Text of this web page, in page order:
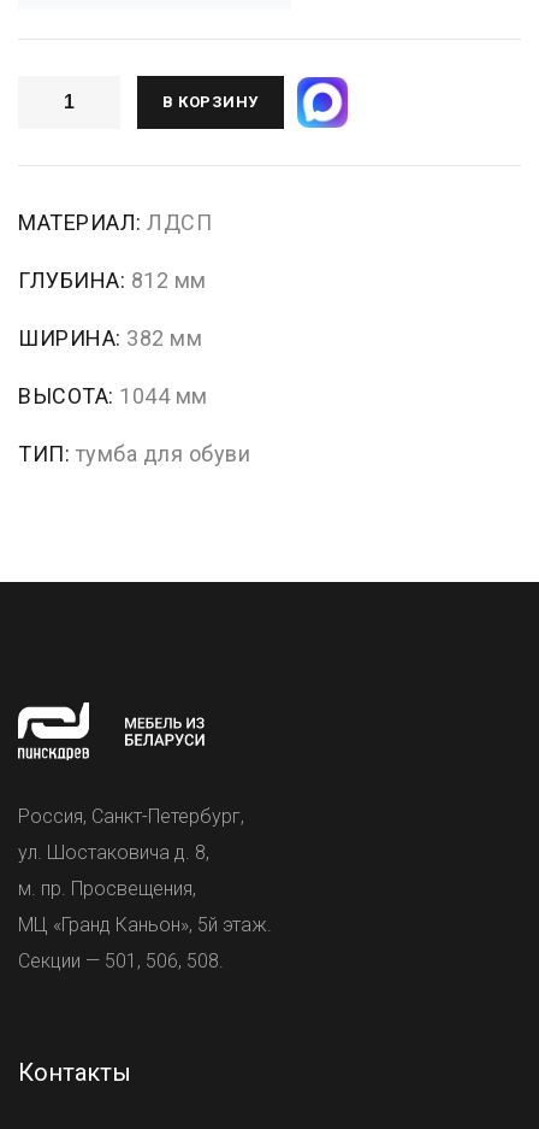
В КОРЗИНУ
МАТЕРИАЛ: ЛДСП
ГЛУБИНА: 812 мм
ШИРИНА: 382 мм
ВЫСОТА: 1044 мм
ТИП: тумба для обуви
Россия, Санкт-Петербург,
ул. Шостаковича д. 8,
м. пр. Просвещения,
МЦ «Гранд Каньон», 5й этаж.
Секции — 501, 506, 508.
Контакты